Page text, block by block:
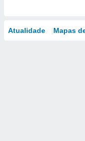
Atualidade Mapas